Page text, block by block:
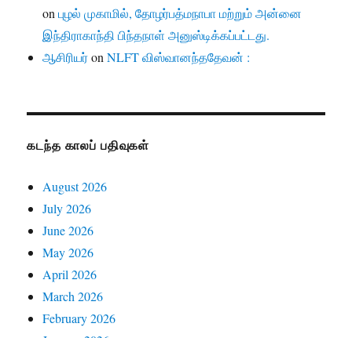
onபுழல் முகாமில், தோழர்பத்மநாபா மற்றும் அன்னை
இந்திராகாந்தி பிந்தநாள் அனுஸ்டிக்கப்பட்டது.
ஆசிரியர்onNLFT விஸ்வானந்ததேவன் :
கடந்த காலப் பதிவுகள்
August 2026
July 2026
June 2026
May 2026
April 2026
March 2026
February 2026